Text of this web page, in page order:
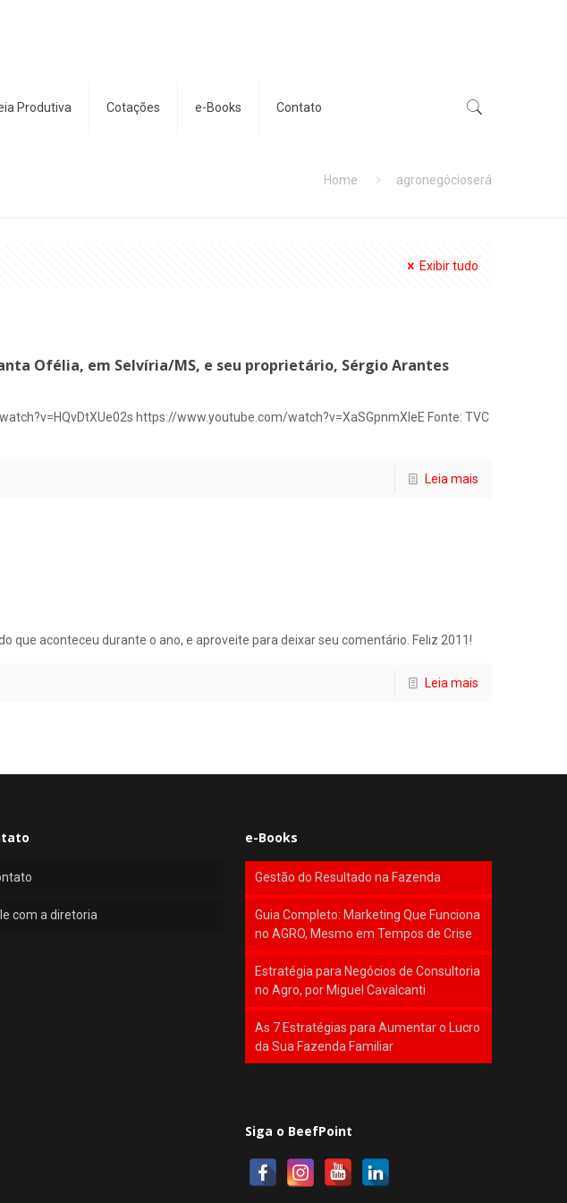
Produtiva Cotações e-Books Contato
Home agronegócioserá
Exibir tudo
Ofélia, em Selvíria/MS, e seu proprietário, Sérgio Arantes
https://www.youtube.com/watch?v=XaSGpnmXleE Fonte: TVC
Leia mais
que aconteceu durante o ano, e aproveite para deixar seu comentário. Feliz 2011!
Leia mais
com a diretoria
e-Books
Gestão do Resultado na Fazenda
Guia Completo: Marketing Que Funciona
no AGRO, Mesmo em Tempos de Crise
Estratégia para Negócios de Consultoria
no Agro, por Miguel Cavalcanti
As 7 Estratégias para Aumentar o Lucro
da Sua Fazenda Familiar
Siga o BeefPoint